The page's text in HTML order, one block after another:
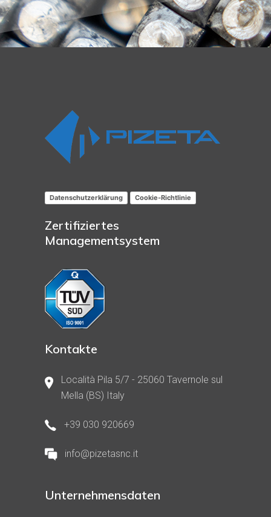
Datenschutzerklärung Cookie-Richtlinie
Zertifiziertes
Managementsystem
Kontakte
Località Pila 5/7 - 25060 Tavernole sul
Mella (BS) Italy
+39 030 920669
info@pizetasnc.it
Unternehmensdaten